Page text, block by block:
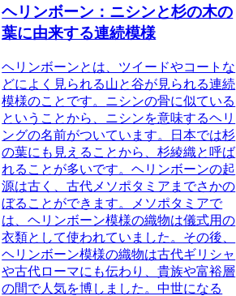
ヘリンボーン：ニシンと杉の木の
葉に由来する連続模様
ヘリンボーンとは、ツイードやコートな
どによく見られる山と谷が見られる連続
模様のことです。 ニシンの骨に似ている
ということから、ニシンを意味するヘリ
ングの名前がついています。
日本では杉
の葉にも見えることから、杉綾織と呼ば
れることが多いです。ヘリンボーンの起
源は古く、古代メソポタミアまでさかの
ぼることができます。メソポタミアで
は、ヘリンボーン模様の織物は儀式用の
衣類として使われていました。その後、
ヘリンボーン模様の織物は古代ギリシャ
や古代ローマにも伝わり、貴族や富裕層
の間で人気を博しました。中世になる